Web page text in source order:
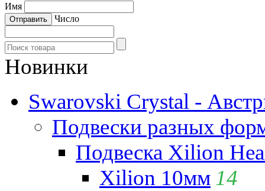
Имя
Число
Новинки
Swarovski Crystal -
Подвески разных
Подвеска Xilion
Xilion 10мм 14